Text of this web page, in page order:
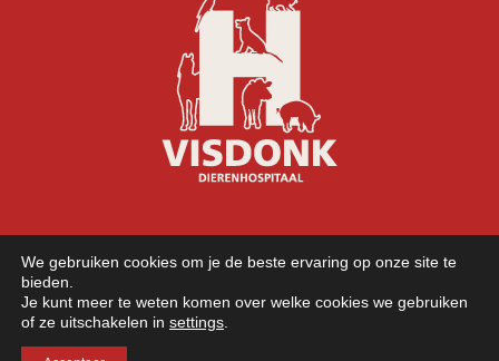
We gebruiken cookies om je de beste ervaring op onze site te
bieden.
Je kunt meer te weten komen over welke cookies we gebruiken
of ze uitschakelen in settings